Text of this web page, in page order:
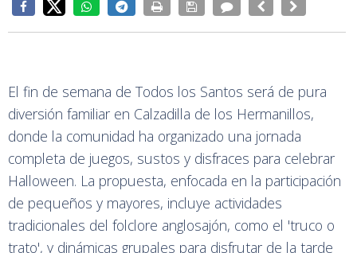
El fin de semana de Todos los Santos será de pura
diversión familiar en Calzadilla de los Hermanillos,
donde la comunidad ha organizado una jornada
completa de juegos, sustos y disfraces para celebrar
Halloween. La propuesta, enfocada en la participación
de pequeños y mayores, incluye actividades
tradicionales del folclore anglosajón, como el 'truco o
trato', y dinámicas grupales para disfrutar de la tarde